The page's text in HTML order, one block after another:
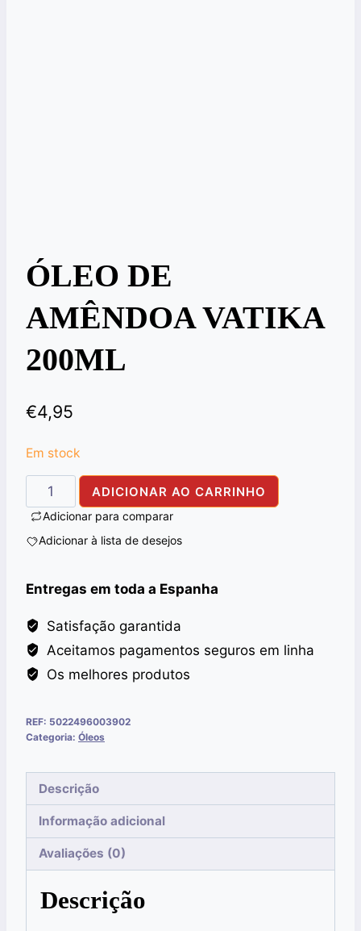
ÓLEO DE
AMÊNDOA VATIKA
200ML
€4,95
Em stock
Quantidade
de
OIL
200ML
ADICIONAR AO CARRINHO
Adicionar para comparar
Adicionar à lista de desejos
Entregas em toda a Espanha
Satisfação garantida
Aceitamos pagamentos seguros em linha
Os melhores produtos
REF: 5022496003902
Categoria: Óleos
Descrição
Informação adicional
Avaliações (0)
Descrição